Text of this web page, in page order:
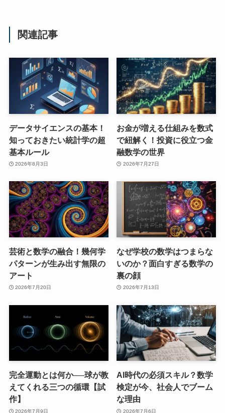
関連記事
データサイエンスの基本！
知っておきたい統計学の超
基本ルール
2026年8月3日
お金が増える仕組みを数式
で紐解く！投資に役立つ金
融数学の世界
2026年7月27日
芸術と数学の融合！幾何学
パターンが生み出す無限の
アート
2026年7月20日
なぜ学校の数学はつまらな
いのか？面白すぎる数学の
裏の顔
2026年7月13日
完全運動とは何か──球が教
えてくれる三つの循環【試
作】
2026年7月9日
AI時代の必須スキル？数学
検定が今、社会人でブーム
な理由
2026年7月6日